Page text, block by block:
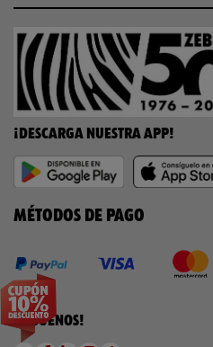
¡DESCARGA NUESTRA APP!
MÉTODOS DE PAGO
¡SÍGUENOS!